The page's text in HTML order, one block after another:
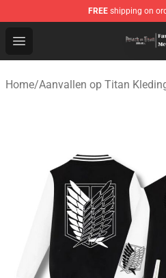
FREE shipping on
Open menu
Attack On Titan Store -
Home/Aanvallen op Titan